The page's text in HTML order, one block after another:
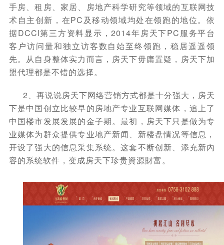
手房、租房、家居、房地产科学研究等领域的互联网技
术自主创新，在PC及移动领域均处在领跑的地位。依
据DCCI第三方资料显示，2014年房天下PC服务平台
客户访问量和独立访客数自始至终领跑，稳居遥遥领
先。从自身整体实力而言，房天下毋庸置疑，房天下加
盟代理都是不错的选择。
2、再说说房天下网络营销方式都是十分强大，房天
下是中国创立比较早的房地产专业互联网媒体，追上了
中国楼市发展发展的金子期。最初，房天下只是做为专
业媒体为群众提供专业地产新闻、新楼盘情况等信息，
开设了强大的信息采集系统。这套不断创新、添充新內
容的系统软件，变成房天下珍贵資源財富。